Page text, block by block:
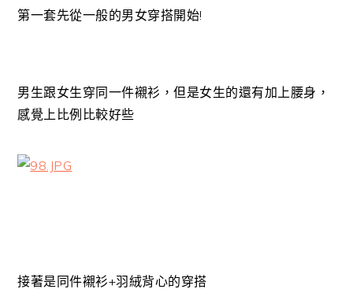
第一套先從一般的男女穿搭開始!
男生跟女生穿同一件襯衫，但是女生的還有加上腰身，
感覺上比例比較好些
接著是同件襯衫+羽絨背心的穿搭